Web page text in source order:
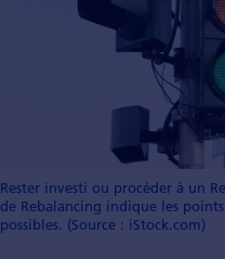
Rester investi ou procéder à un
de Rebalancing indique les
possibles. (Source : iStock.com)